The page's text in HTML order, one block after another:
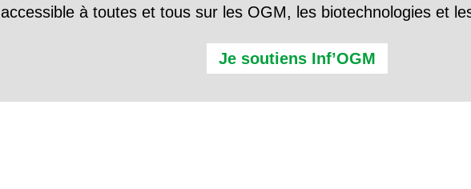
accessible à toutes et tous sur les OGM, les biotechnologies et
Je soutiens Inf’OGM